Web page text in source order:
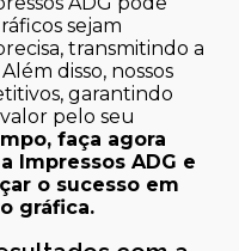
sejam
transmitindo a
disso, nossos
garantindo
pelo seu
faça agora
Impressos ADG e
o sucesso em
gráfica.